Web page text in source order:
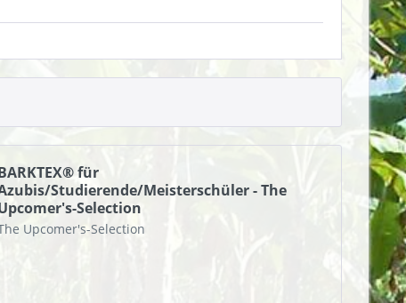
für
Studierende/Meisterschüler - The
Selection
Upcomer's-Selection